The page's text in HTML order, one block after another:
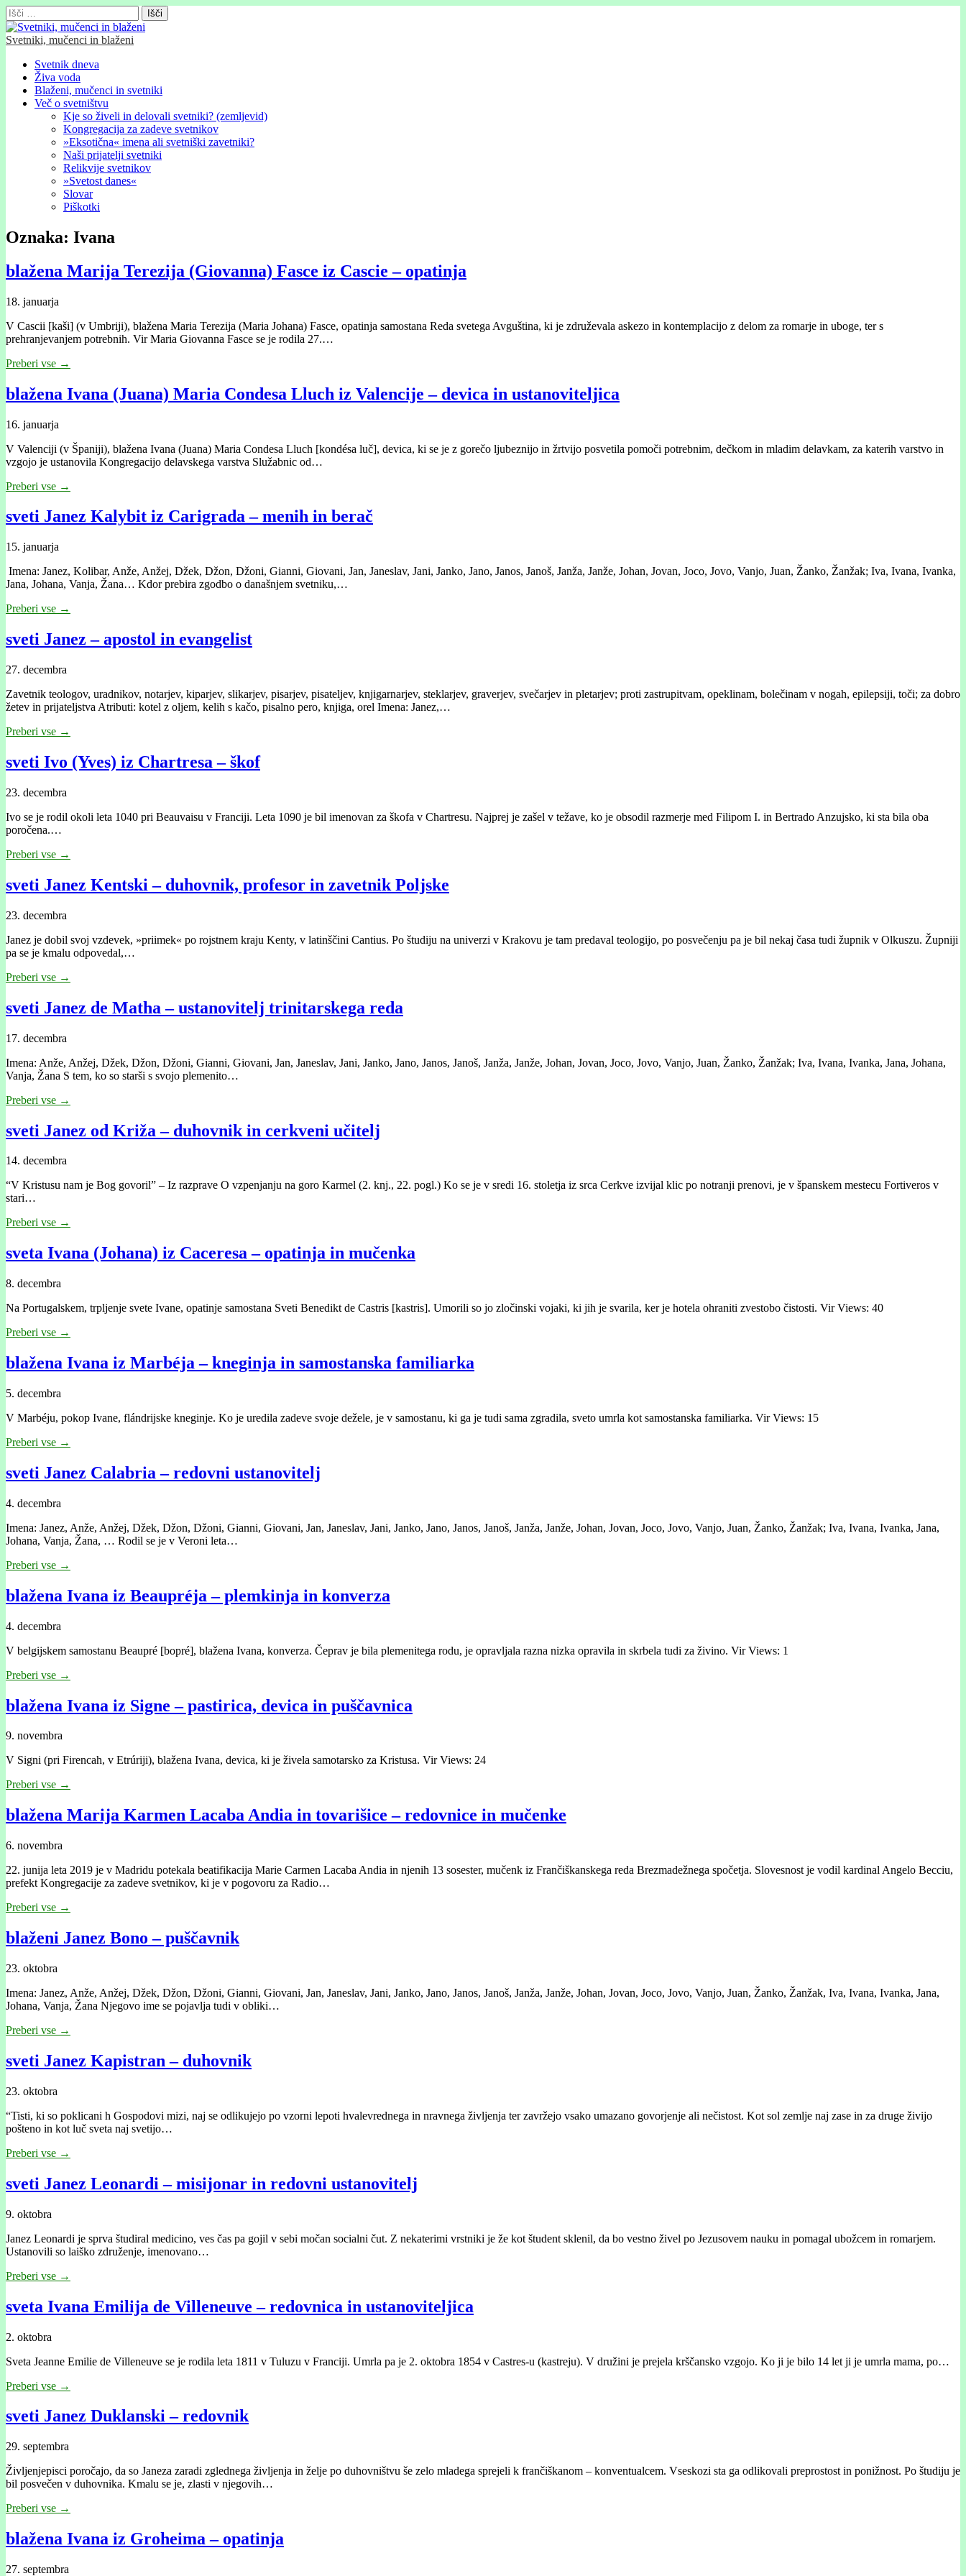
Išči:
Svetniki, mučenci in blaženi
Glavni
meni
Skip
content
Svetnik dneva
Živa voda
Blaženi, mučenci in svetniki
Več o svetništvu
Kje so živeli in delovali svetniki? (zemljevid)
Kongregacija za zadeve svetnikov
»Eksotična« imena ali svetniški zavetniki?
Naši prijatelji svetniki
Relikvije svetnikov
»Svetost danes«
Slovar
Piškotki
Oznaka: Ivana
blažena Marija Terezija (Giovanna) Fasce iz Cascie – opatinja
18. januarja
V Cascii [kaši] (v Umbriji), blažena Maria Terezija (Maria Johana) Fasce, opatinja samostana Reda svetega Avguština, ki je združevala askezo in kontemplacijo z delom za romarje in uboge, ter s
prehranjevanjem potrebnih. Vir Maria Giovanna Fasce se je rodila 27.…
Preberi vse →
blažena Ivana (Juana) Maria Condesa Lluch iz Valencije – devica in ustanoviteljica
16. januarja
V Valenciji (v Španiji), blažena Ivana (Juana) Maria Condesa Lluch [kondésa luč], devica, ki se je z gorečo ljubeznijo in žrtvijo posvetila pomoči potrebnim, dečkom in mladim delavkam, za katerih varstvo in
vzgojo je ustanovila Kongregacijo delavskega varstva Služabnic od…
Preberi vse →
sveti Janez Kalybit iz Carigrada – menih in berač
15. januarja
Imena: Janez, Kolibar, Anže, Anžej, Džek, Džon, Džoni, Gianni, Giovani, Jan, Janeslav, Jani, Janko, Jano, Janos, Janoš, Janža, Janže, Johan, Jovan, Joco, Jovo, Vanjo, Juan, Žanko, Žanžak; Iva, Ivana, Ivanka,
Jana, Johana, Vanja, Žana… Kdor prebira zgodbo o današnjem svetniku,…
Preberi vse →
sveti Janez – apostol in evangelist
27. decembra
Zavetnik teologov, uradnikov, notarjev, kiparjev, slikarjev, pisarjev, pisateljev, knjigarnarjev, steklarjev, graverjev, svečarjev in pletarjev; proti zastrupitvam, opeklinam, bolečinam v nogah, epilepsiji, toči; za dobro
žetev in prijateljstva Atributi: kotel z oljem, kelih s kačo, pisalno pero, knjiga, orel Imena: Janez,…
Preberi vse →
sveti Ivo (Yves) iz Chartresa – škof
23. decembra
Ivo se je rodil okoli leta 1040 pri Beauvaisu v Franciji. Leta 1090 je bil imenovan za škofa v Chartresu. Najprej je zašel v težave, ko je obsodil razmerje med Filipom I. in Bertrado Anzujsko, ki sta bila oba
poročena.…
Preberi vse →
sveti Janez Kentski – duhovnik, profesor in zavetnik Poljske
23. decembra
Janez je dobil svoj vzdevek, »priimek« po rojstnem kraju Kenty, v latinščini Cantius. Po študiju na univerzi v Krakovu je tam predaval teologijo, po posvečenju pa je bil nekaj časa tudi župnik v Olkuszu. Župniji
pa se je kmalu odpovedal,…
Preberi vse →
sveti Janez de Matha – ustanovitelj trinitarskega reda
17. decembra
Imena: Anže, Anžej, Džek, Džon, Džoni, Gianni, Giovani, Jan, Janeslav, Jani, Janko, Jano, Janos, Janoš, Janža, Janže, Johan, Jovan, Joco, Jovo, Vanjo, Juan, Žanko, Žanžak; Iva, Ivana, Ivanka, Jana, Johana,
Vanja, Žana S tem, ko so starši s svojo plemenito…
Preberi vse →
sveti Janez od Križa – duhovnik in cerkveni učitelj
14. decembra
“V Kristusu nam je Bog govoril” – Iz razprave O vzpenjanju na goro Karmel (2. knj., 22. pogl.) Ko se je v sredi 16. stoletja iz srca Cerkve izvijal klic po notranji prenovi, je v španskem mestecu Fortiveros v
stari…
Preberi vse →
sveta Ivana (Johana) iz Caceresa – opatinja in mučenka
8. decembra
Na Portugalskem, trpljenje svete Ivane, opatinje samostana Sveti Benedikt de Castris [kastris]. Umorili so jo zločinski vojaki, ki jih je svarila, ker je hotela ohraniti zvestobo čistosti. Vir Views: 40
Preberi vse →
blažena Ivana iz Marbéja – kneginja in samostanska familiarka
5. decembra
V Marbéju, pokop Ivane, flándrijske kneginje. Ko je uredila zadeve svoje dežele, je v samostanu, ki ga je tudi sama zgradila, sveto umrla kot samostanska familiarka. Vir Views: 15
Preberi vse →
sveti Janez Calabria – redovni ustanovitelj
4. decembra
Imena: Janez, Anže, Anžej, Džek, Džon, Džoni, Gianni, Giovani, Jan, Janeslav, Jani, Janko, Jano, Janos, Janoš, Janža, Janže, Johan, Jovan, Joco, Jovo, Vanjo, Juan, Žanko, Žanžak; Iva, Ivana, Ivanka, Jana,
Johana, Vanja, Žana, … Rodil se je v Veroni leta…
Preberi vse →
blažena Ivana iz Beaupréja – plemkinja in konverza
4. decembra
V belgijskem samostanu Beaupré [bopré], blažena Ivana, konverza. Čeprav je bila plemenitega rodu, je opravljala razna nizka opravila in skrbela tudi za živino. Vir Views: 1
Preberi vse →
blažena Ivana iz Signe – pastirica, devica in puščavnica
9. novembra
V Signi (pri Firencah, v Etrúriji), blažena Ivana, devica, ki je živela samotarsko za Kristusa. Vir Views: 24
Preberi vse →
blažena Marija Karmen Lacaba Andia in tovarišice – redovnice in mučenke
6. novembra
22. junija leta 2019 je v Madridu potekala beatifikacija Marie Carmen Lacaba Andia in njenih 13 sosester, mučenk iz Frančiškanskega reda Brezmadežnega spočetja. Slovesnost je vodil kardinal Angelo Becciu,
prefekt Kongregacije za zadeve svetnikov, ki je v pogovoru za Radio…
Preberi vse →
blaženi Janez Bono – puščavnik
23. oktobra
Imena: Janez, Anže, Anžej, Džek, Džon, Džoni, Gianni, Giovani, Jan, Janeslav, Jani, Janko, Jano, Janos, Janoš, Janža, Janže, Johan, Jovan, Joco, Jovo, Vanjo, Juan, Žanko, Žanžak, Iva, Ivana, Ivanka, Jana,
Johana, Vanja, Žana Njegovo ime se pojavlja tudi v obliki…
Preberi vse →
sveti Janez Kapistran – duhovnik
23. oktobra
“Tisti, ki so poklicani h Gospodovi mizi, naj se odlikujejo po vzorni lepoti hvalevrednega in nravnega življenja ter zavržejo vsako umazano govorjenje ali nečistost. Kot sol zemlje naj zase in za druge živijo
pošteno in kot luč sveta naj svetijo…
Preberi vse →
sveti Janez Leonardi – misijonar in redovni ustanovitelj
9. oktobra
Janez Leonardi je sprva študiral medicino, ves čas pa gojil v sebi močan socialni čut. Z nekaterimi vrstniki je že kot študent sklenil, da bo vestno živel po Jezusovem nauku in pomagal ubožcem in romarjem.
Ustanovili so laiško združenje, imenovano…
Preberi vse →
sveta Ivana Emilija de Villeneuve – redovnica in ustanoviteljica
2. oktobra
Sveta Jeanne Emilie de Villeneuve se je rodila leta 1811 v Tuluzu v Franciji. Umrla pa je 2. oktobra 1854 v Castres-u (kastreju). V družini je prejela krščansko vzgojo. Ko ji je bilo 14 let ji je umrla mama, po…
Preberi vse →
sveti Janez Duklanski – redovnik
29. septembra
Življenjepisci poročajo, da so Janeza zaradi zglednega življenja in želje po duhovništvu še zelo mladega sprejeli k frančiškanom – konventualcem. Vseskozi sta ga odlikovali preprostost in ponižnost. Po študiju je
bil posvečen v duhovnika. Kmalu se je, zlasti v njegovih…
Preberi vse →
blažena Ivana iz Groheima – opatinja
27. septembra